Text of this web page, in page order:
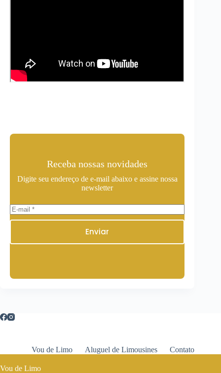
Receba nossas novidades
Digite seu endereço de e-mail abaixo e assine nossa
newsletter
Enviar
Vou de Limo Aluguel de Limousines Contato
Vou de Limo